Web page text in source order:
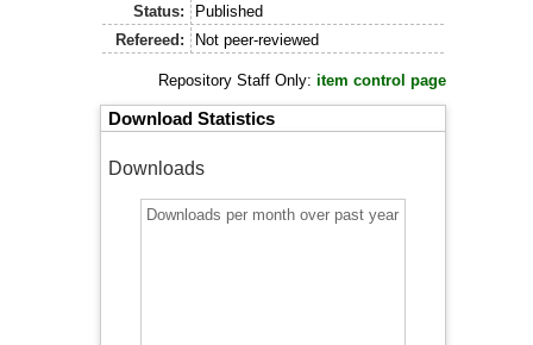
Status:
Published
Refereed:
Not peer-reviewed
Repository Staff Only: item control page
Download Statistics
Downloads
Downloads per month over past year